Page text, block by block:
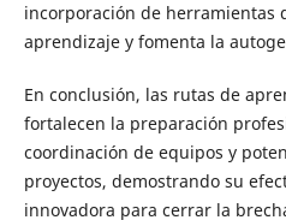
incorporación de herramientas
aprendizaje y fomenta la
En conclusión, las rutas de
fortalecen la preparación
coordinación de equipos y
proyectos, demostrando su
innovadora para cerrar la